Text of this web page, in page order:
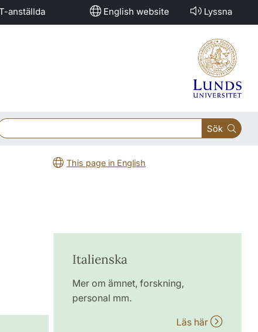
anställda English website Lyssna
Sök
This page in English
Italienska
Mer om ämnet, forskning,
personal mm.
Läs här